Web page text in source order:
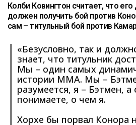
Колби Ковингтон считает, что
должен получить бой против
сам – титульный бой против
«Безусловно, так и
знает, что титульник
Мы – один самых
истории ММА. Мы –
разумеется, я – Бэтмен,
понимаете, о чем я.
Хорхе бы порвал Конора